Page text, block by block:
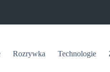
Rozrywka Technologie